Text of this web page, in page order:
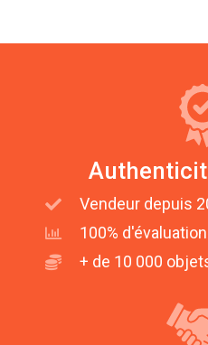
Vendeur depuis
100%
+ de 10 000